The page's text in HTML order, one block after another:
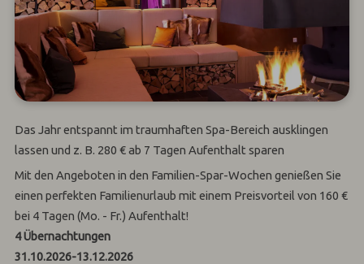
Das Jahr entspannt im traumhaften Spa-Bereich ausklingen
lassen und z. B. 280 € ab 7 Tagen Aufenthalt sparen
Mit den Angeboten in den Familien-Spar-Wochen genießen Sie
einen perfekten Familienurlaub mit einem Preisvorteil von 160 €
bei 4 Tagen (Mo. - Fr.) Aufenthalt!
4Übernachtungen
31.10.2026-13.12.2026